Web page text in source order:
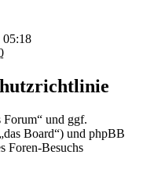
und ggf.
Board“) und phpBB
Foren-Besuchs